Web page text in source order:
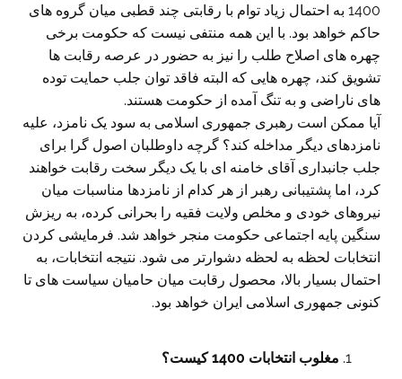
1400 به احتمال زیاد توام با رقابتی چند قطبی میان گروه های
حاکم خواهد بود. با این همه منتفی نیست که حکومت برخی
چهره های اصلاح طلب را نیز به حضور در عرصه رقابت ها
تشویق کند، چهره هایی که البته فاقد توان جلب حمایت توده
های ناراضی و به تنگ آمده از حکومت هستند.
آیا ممکن است رهبری جمهوری اسلامی به سود یک نامزد، علیه
نامزدهای دیگر مداخله کند؟ گرچه داوطلبان اصول گرا برای
جلب جانبداری آقای خامنه ای با یک دیگر سخت رقابت خواهند
کرد، اما پشتیبانی رهبر از هر کدام از نامزدها مناسبات میان
نیروهای خودی و مخلص ولایت فقیه را بحرانی کرده، به ریزش
سنگین پایه اجتماعی حکومت منجر خواهد شد. فرمایشی کردن
انتخابات لحظه به لحظه دشوارتر می شود. نتیجه انتخابات، به
احتمال بسیار بالا، محصول رقابت میان حامیان سیاست های تا
کنونی جمهوری اسلامی ایران خواهد بود.
مغلوب انتخابات 1400 کیست؟